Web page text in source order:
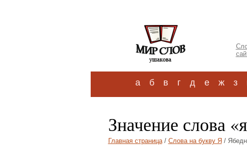
а б в г д е ж з
Значение слова
Главная страница/ Слова на букву Я /